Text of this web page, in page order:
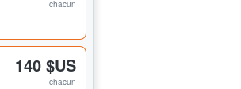
chacun
140 $US
chacun